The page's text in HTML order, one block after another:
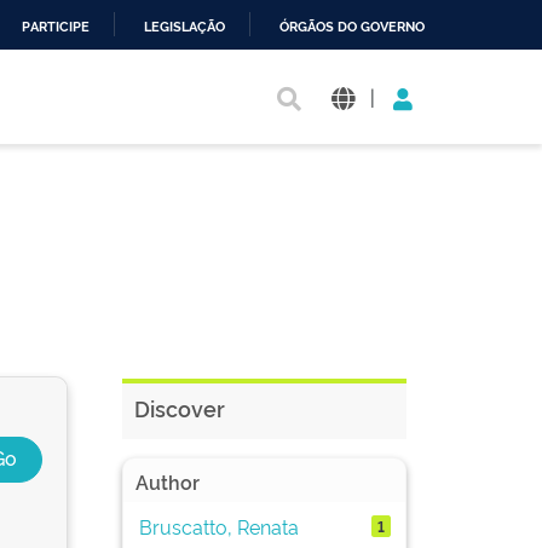
PARTICIPE LEGISLAÇÃO ÓRGÃOS DO GOVERNO
|
Discover
Author
Bruscatto, Renata
1